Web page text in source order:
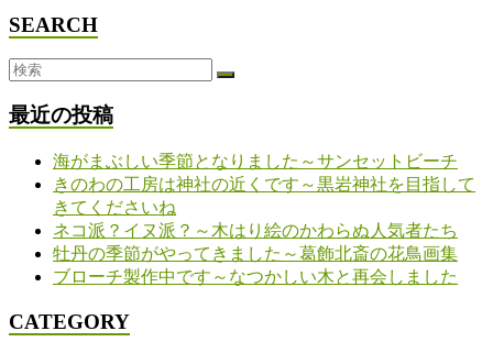
SEARCH
最近の投稿
海がまぶしい季節となりました～サンセットビーチ
きのわの工房は神社の近くです～黒岩神社を目指して
きてくださいね
ネコ派？イヌ派？～木はり絵のかわらぬ人気者たち
牡丹の季節がやってきました～葛飾北斎の花鳥画集
ブローチ製作中です～なつかしい木と再会しました
CATEGORY